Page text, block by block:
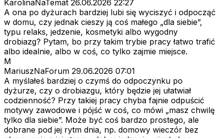
KarolinaNaTemat 26.06.2026 22:27
A ona po dyżurach bardziej lubi się wyciszyć i odpocząć
w domu, czy jednak cieszy ją coś małego „dla siebie”,
typu relaks, jedzenie, kosmetyki albo wygodny
drobiazg? Pytam, bo przy takim trybie pracy łatwo trafić
albo idealnie, albo w coś, co tylko zajmie miejsce.
M
MariuszNaForum 29.06.2026 07:01
A myślałeś bardziej o czymś do odpoczynku po
dyżurze, czy o drobiazgu, który będzie jej ułatwiał
codzienność? Przy takiej pracy chyba fajnie odpuścić
motywy zawodowe i pójść w coś, co mówi „masz chwilę
tylko dla siebie”. Może być coś bardzo prostego, ale
dobrane pod jej rytm dnia, np. domowy wieczór bez